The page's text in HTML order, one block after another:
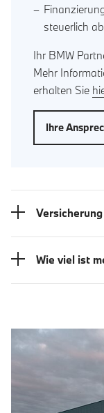
steuerlich
Ihr BMW
Mehr
erhalten Sie
Ihre
Versicherung
Wie viel ist